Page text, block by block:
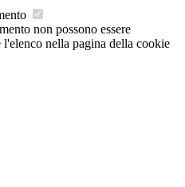
non possono essere
nella pagina della cookie